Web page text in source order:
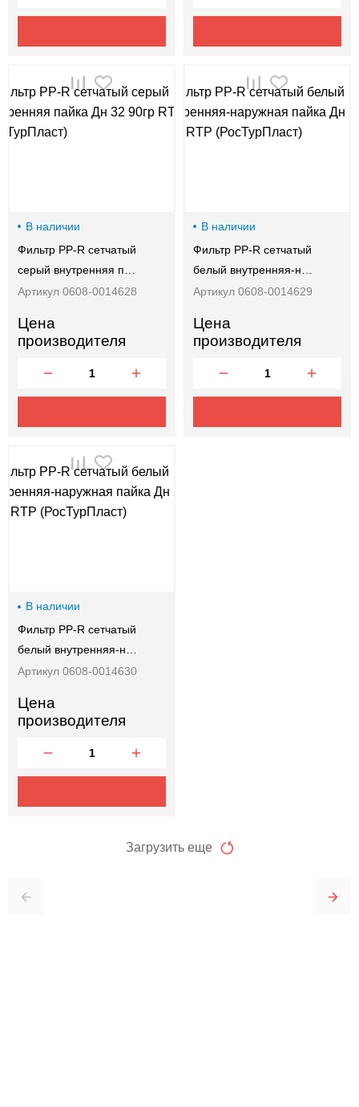
В наличии
Фильтр PP-R сетчатый
серый внутренняя п…
Артикул 0608-0014628
Цена
производителя
В наличии
Фильтр PP-R сетчатый
белый внутренняя-н…
Артикул 0608-0014629
Цена
производителя
В наличии
Фильтр PP-R сетчатый
белый внутренняя-н…
Артикул 0608-0014630
Цена
производителя
Загрузить еще